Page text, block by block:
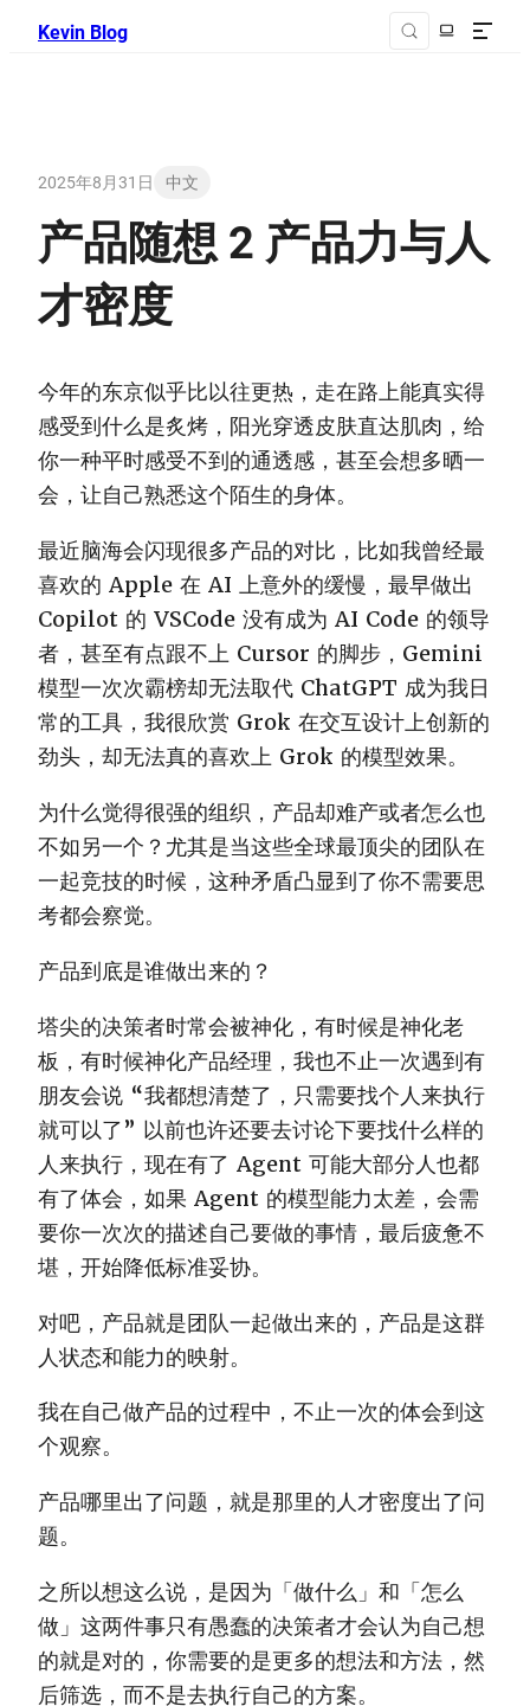
Kevin Blog
2025年8月31日 中文
产品随想 2 产品力与人
才密度
今年的东京似乎比以往更热，走在路上能真实得
感受到什么是炙烤，阳光穿透皮肤直达肌肉，给
你一种平时感受不到的通透感，甚至会想多晒一
会，让自己熟悉这个陌生的身体。
最近脑海会闪现很多产品的对比，比如我曾经最
喜欢的 Apple 在 AI 上意外的缓慢，最早做出
Copilot 的 VSCode 没有成为 AI Code 的领导
者，甚至有点跟不上 Cursor 的脚步，Gemini
模型一次次霸榜却无法取代 ChatGPT 成为我日
常的工具，我很欣赏 Grok 在交互设计上创新的
劲头，却无法真的喜欢上 Grok 的模型效果。
为什么觉得很强的组织，产品却难产或者怎么也
不如另一个？尤其是当这些全球最顶尖的团队在
一起竞技的时候，这种矛盾凸显到了你不需要思
考都会察觉。
产品到底是谁做出来的？
塔尖的决策者时常会被神化，有时候是神化老
板，有时候神化产品经理，我也不止一次遇到有
朋友会说 “我都想清楚了，只需要找个人来执行
就可以了” 以前也许还要去讨论下要找什么样的
人来执行，现在有了 Agent 可能大部分人也都
有了体会，如果 Agent 的模型能力太差，会需
要你一次次的描述自己要做的事情，最后疲惫不
堪，开始降低标准妥协。
对吧，产品就是团队一起做出来的，产品是这群
人状态和能力的映射。
我在自己做产品的过程中，不止一次的体会到这
个观察。
产品哪里出了问题，就是那里的人才密度出了问
题。
之所以想这么说，是因为「做什么」和「怎么
做」这两件事只有愚蠢的决策者才会认为自己想
的就是对的，你需要的是更多的想法和方法，然
后筛选，而不是去执行自己的方案。